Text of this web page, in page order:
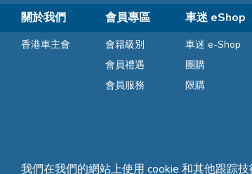
關於我們
香港車主會
會員專區
會籍級別
會員禮遇
會員服務
車迷 eShop
車迷 e-Shop
團購
限購
我們在我們的網站上使用 cookie 和其他跟踪